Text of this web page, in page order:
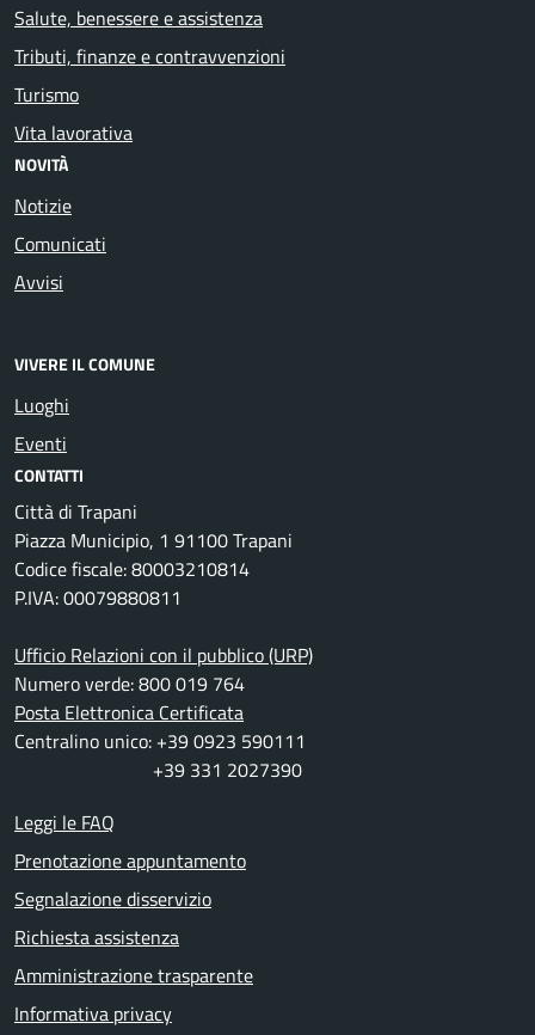
Salute, benessere e assistenza
Tributi, finanze e contravvenzioni
Turismo
Vita lavorativa
NOVITÀ
Notizie
Comunicati
Avvisi
VIVERE IL COMUNE
Luoghi
Eventi
CONTATTI
Città di Trapani
Piazza Municipio, 1 91100 Trapani
Codice fiscale: 80003210814
P.IVA: 00079880811
Ufficio Relazioni con il pubblico (URP)
Numero verde: 800 019 764
Posta Elettronica Certificata
Centralino unico: +39 0923 590111
+39 331 2027390
Leggi le FAQ
Prenotazione appuntamento
Segnalazione disservizio
Richiesta assistenza
Amministrazione trasparente
Informativa privacy